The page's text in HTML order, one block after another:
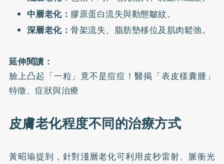
中層老化：膠原蛋白流失與動態皺紋。
深層老化：骨架流失、脂肪墊移位及肌肉鬆弛。
延伸閱讀：
臉上凸起「一粒」竟不是痘痘！醫揭「表皮樣囊腫」
特徵、症狀與治療
皮膚老化程度不同的治療方式
黃昭瑜提到，針對淺層老化可利用皮秒雷射、脈衝光